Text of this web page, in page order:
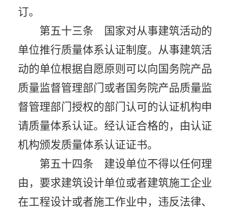
订。
第五十三条 国家对从事建筑活动的
单位推行质量体系认证制度。从事建筑活
动的单位根据自愿原则可以向国务院产品
质量监督管理部门或者国务院产品质量监
督管理部门授权的部门认可的认证机构申
请质量体系认证。经认证合格的，由认证
机构颁发质量体系认证证书。
第五十四条 建设单位不得以任何理
由，要求建筑设计单位或者建筑施工企业
在工程设计或者施工作业中，违反法律、